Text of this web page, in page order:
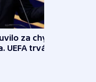
za chyby a
trvá na